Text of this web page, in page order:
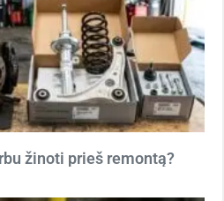
žinoti prieš remontą?